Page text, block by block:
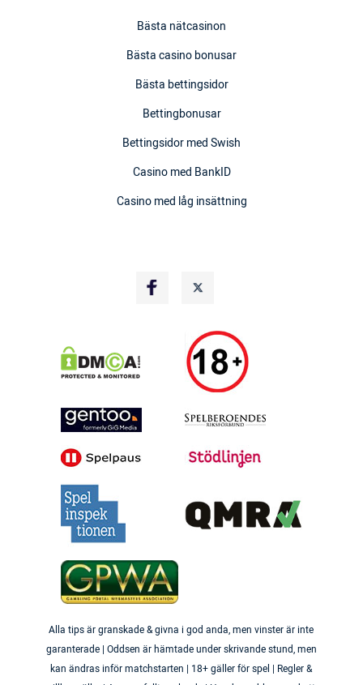
Bästa nätcasinon
Bästa casino bonusar
Bästa bettingsidor
Bettingbonusar
Bettingsidor med Swish
Casino med BankID
Casino med låg insättning
Alla tips är granskade & givna i god anda, men vinster är inte
garanterade | Oddsen är hämtade under skrivande stund, men
kan ändras inför matchstarten | 18+ gäller för spel | Regler &